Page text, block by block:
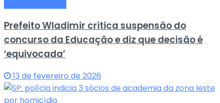
Prefeito Wladimir critica suspensão do
concurso da Educação e diz que decisão é
‘equivocada’
13 de fevereiro de 2026